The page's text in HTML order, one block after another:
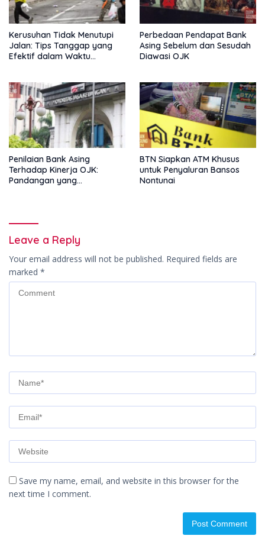
Kerusuhan Tidak Menutupi
Jalan: Tips Tanggap yang
Efektif dalam Waktu
Perbedaan Pendapat Bank
Asing Sebelum dan Sesudah
Diawasi OJK
Penilaian Bank Asing
Terhadap Kinerja OJK:
Pandangan yang
BTN Siapkan ATM Khusus
untuk Penyaluran Bansos
Nontunai
Leave a Reply
Your email address will not be published. Required fields are
marked *
Save my name, email, and website in this browser for the
next time I comment.